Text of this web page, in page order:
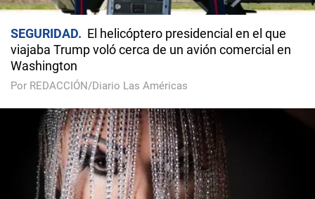
SEGURIDAD
El helicóptero presidencial en el que
viajaba Trump voló cerca de un avión comercial en
Washington
Por REDACCIÓN/Diario Las Américas